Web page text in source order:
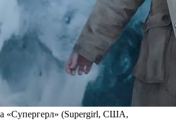
«Супергерл» (Supergirl, США,